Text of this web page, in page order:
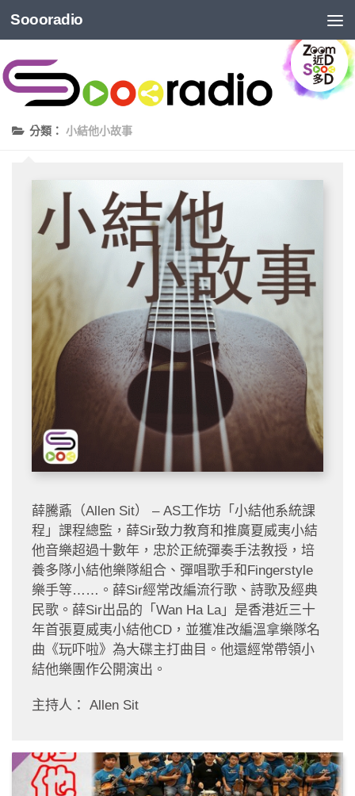
Soooradio
分類： 小結他小故事
薛騰鼒（Allen Sit） – AS工作坊「小結他系統課
程」課程總監，薛Sir致力教育和推廣夏威夷小結
他音樂超過十數年，忠於正統彈奏手法教授，培
養多隊小結他樂隊組合、彈唱歌手和Fingerstyle
樂手等……。薛Sir經常改編流行歌、詩歌及經典
民歌。薛Sir出品的「Wan Ha La」是香港近三十
年首張夏威夷小結他CD，並獲准改編溫拿樂隊名
曲《玩吓啦》為大碟主打曲目。他還經常帶領小
結他樂團作公開演出。
主持人： Allen Sit